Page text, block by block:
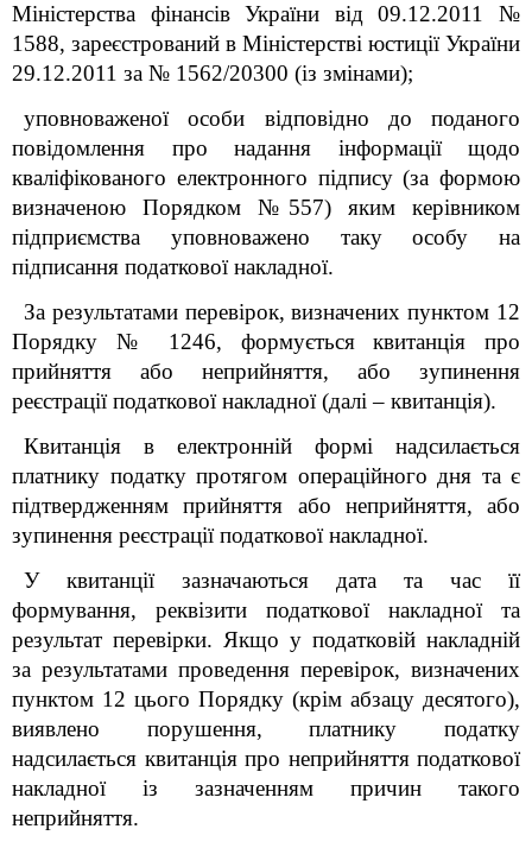
Міністерства фінансів України від 09.12.2011 №
1588, зареєстрований в Міністерстві юстиції України
29.12.2011 за № 1562/20300 (із змінами);
уповноваженої особи відповідно до поданого
повідомлення про надання інформації щодо
кваліфікованого електронного підпису (за формою
визначеною Порядком №557) яким керівником
підприємства уповноважено таку особу на
підписання податкової накладної.
За результатами перевірок, визначених пунктом 12
Порядку № 1246, формується квитанція про
прийняття або неприйняття, або зупинення
реєстрації податкової накладної (далі – квитанція).
Квитанція в електронній формі надсилається
платнику податку протягом операційного дня та є
підтвердженням прийняття або неприйняття, або
зупинення реєстрації податкової накладної.
У квитанції зазначаються дата та час її
формування, реквізити податкової накладної та
результат перевірки. Якщо у податковій накладній
за результатами проведення перевірок, визначених
пунктом 12 цього Порядку (крім абзацу десятого),
виявлено порушення, платнику податку
надсилається квитанція про неприйняття податкової
накладної із зазначенням причин такого
неприйняття.